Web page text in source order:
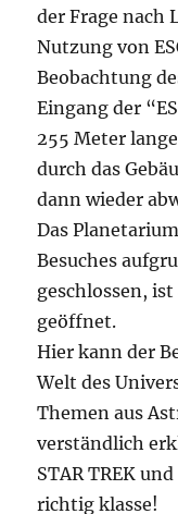
der Frage nach
Nutzung von
Beobachtung
Eingang der
255 Meter
durch das
dann wieder
Das
Besuches
geschlossen,
geöffnet.
Hier kann der
Welt des
Themen aus
verständlich
STAR TREK
richtig klasse!